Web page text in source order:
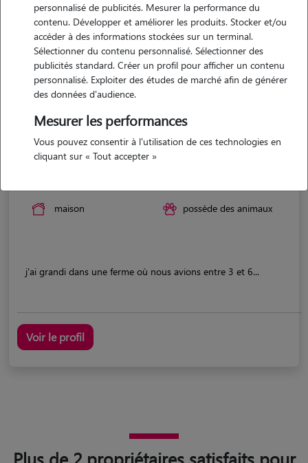
Colette
maison possède des animaux
j'ai grandi dans une ferme où nous avions entre 3 et 6...
Voir le profil
Plus de 2 propriétaires satisfaits pour
personnalisé de publicités. Mesurer la performance du
contenu. Développer et améliorer les produits. Stocker et/ou
accéder à des informations stockées sur un terminal.
Sélectionner du contenu personnalisé. Sélectionner des
publicités standard. Créer un profil pour afficher un contenu
personnalisé. Exploiter des études de marché afin de générer
des données d'audience.
Mesurer les performances
Vous pouvez consentir à l'utilisation de ces technologies en
cliquant sur « Tout accepter »